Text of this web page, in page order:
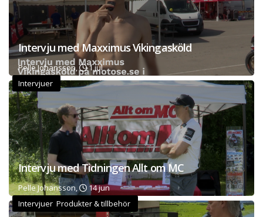
Intervju med Maxximus Vikingasköld
Pelle Johansson,
1 jul
Intervjuer
Intervju med Tidningen Allt om MC
Pelle Johansson,
14 jun
Intervjuer Produkter & tillbehör